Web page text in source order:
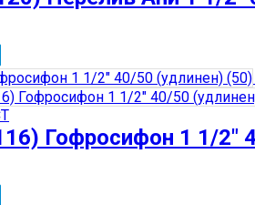
Гофросифон 1 1/2″